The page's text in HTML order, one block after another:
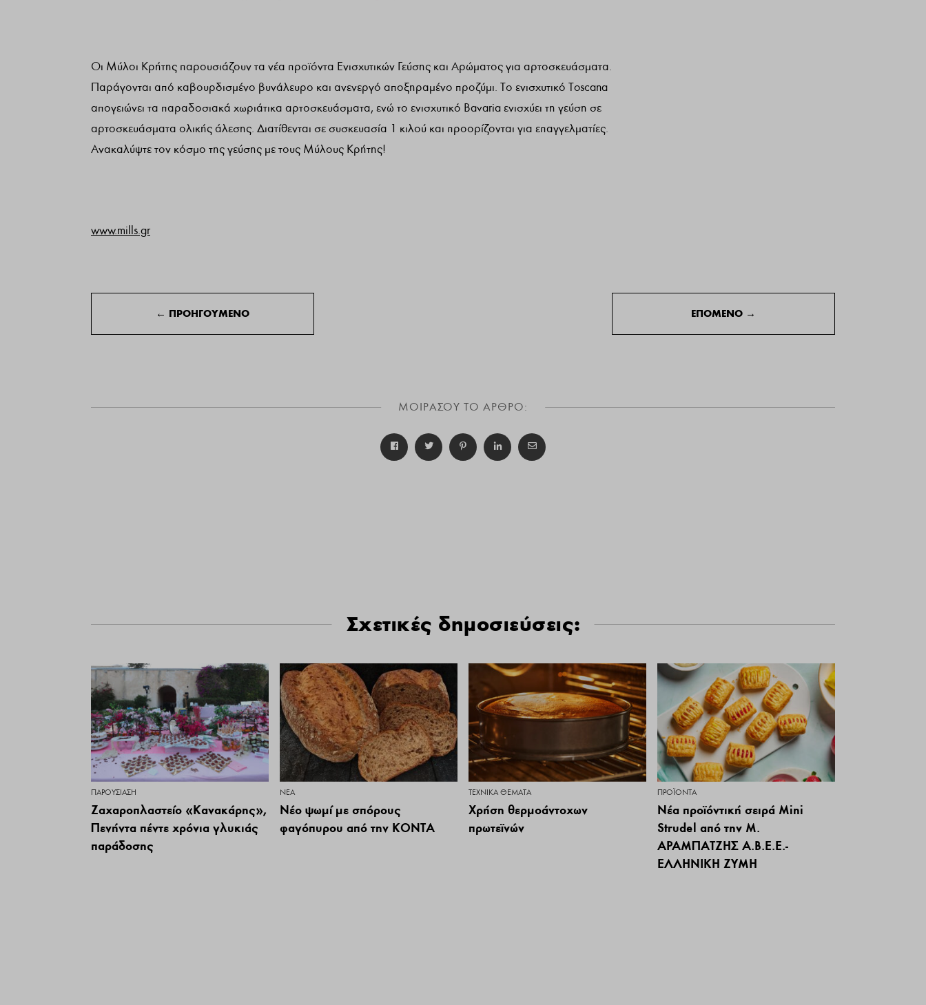
Οι Μύλοι Κρήτης παρουσιάζουν τα νέα προϊόντα Ενισχυτικών Γεύσης και Αρώματος για αρτοσκευάσματα.
Παράγονται από καβουρδισμένο βυνάλευρο και ανενεργό αποξηραμένο προζύμι. Το ενισχυτικό Toscana
απογειώνει τα παραδοσιακά χωριάτικα αρτοσκευάσματα, ενώ το ενισχυτικό Bavaria ενισχύει τη γεύση σε
αρτοσκευάσματα ολικής άλεσης. Διατίθενται σε συσκευασία 1 κιλού και προορίζονται για επαγγελματίες.
Ανακαλύψτε τον κόσμο της γεύσης με τους Μύλους Κρήτης!
www.mills.gr
← ΠΡΟΗΓΟΥΜΕΝΟ ΕΠΟΜΕΝΟ →
ΜΟΙΡΑΣΟΥ ΤΟ ΑΡΘΡΟ:
Σχετικές δημοσιεύσεις:
ΠΑΡΟΥΣΊΑΣΗ
Ζαχαροπλαστείο «Κανακάρης»,
Πενήντα πέντε χρόνια γλυκιάς
παράδοσης
ΝΕΑ
Νέο ψωμί με σπόρους
φαγόπυρου από την ΚΟΝΤΑ
ΤΕΧΝΙΚΆ ΘΈΜΑΤΑ
Χρήση θερμοάντοχων
πρωτεϊνών
ΠΡΟΪΌΝΤΑ
Νέα προϊόντική σειρά Mini
Strudel από την Μ.
ΑΡΑΜΠΑΤΖΗΣ Α.Β.Ε.Ε.-
ΕΛΛΗΝΙΚΗ ΖΥΜΗ